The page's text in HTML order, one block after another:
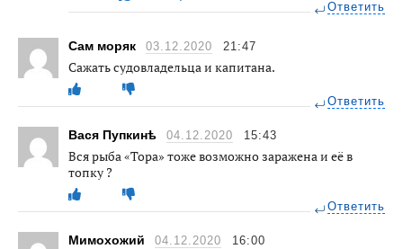
Ответить
Сам моряк 03.12.2020 21:47
Сажать судовладельца и капитана.
Ответить
Вася Пупкинѣ 04.12.2020 15:43
Вся рыба «Тора» тоже возможно заражена и её в
топку ?
Ответить
Мимохожий 04.12.2020 16:00